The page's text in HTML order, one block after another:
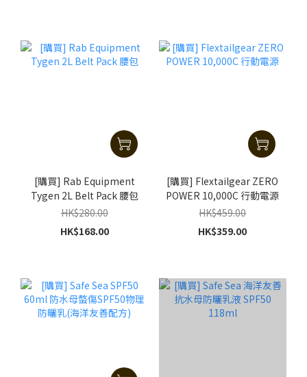
[購買] Rab Equipment
Tygen 2L Belt Pack 腰包
HK$280.00
HK$168.00
[購買] Flextailgear ZERO
POWER 10,000C 行動電源
HK$459.00
HK$359.00